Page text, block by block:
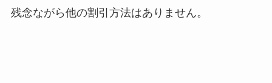
残念ながら他の割引方法はありません。